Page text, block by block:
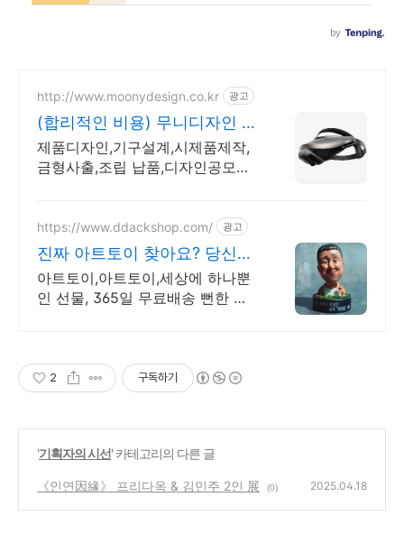
http://www.moonydesign.co.kr 광고
(합리적인 비용) 무니디자인 국
제디자인어워드 레드닷 수상
제품디자인,기구설계,시제품제작,
금형사출,조립 납품,디자인공모전
시면 친절히 상담드립니다.
https://www.ddackshop.com/ 광고
진짜 아트토이 찾아요? 당신이
찾던 바로 딱 내꺼!
아트토이,아트토이,세상에 하나뿐
인 선물, 365일 무료배송 뻔한 선
2 구독하기
'기획자의 시선' 카테고리의 다른 글
《인연因緣》 프리다옥 & 김민주 2인 展 (0) 2025.04.18